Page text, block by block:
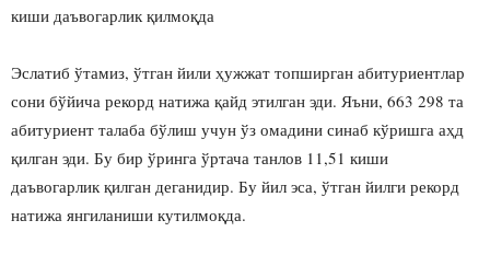
киши даъвогарлик қилмоқда
Эслатиб ўтамиз, ўтган йили ҳужжат топширган абитуриентлар
сони бўйича рекорд натижа қайд этилган эди. Яъни, 663 298 та
абитуриент талаба бўлиш учун ўз омадини синаб кўришга аҳд
қилган эди. Бу бир ўринга ўртача танлов 11,51 киши
даъвогарлик қилган деганидир. Бу йил эса, ўтган йилги рекорд
натижа янгиланиши кутилмоқда.